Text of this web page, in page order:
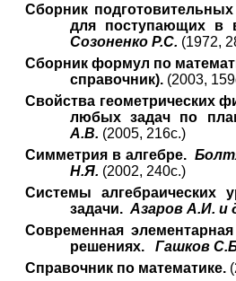
Сборник
для поступающих в
Созоненко Р.С. (1972,
Сборник формул по
справочник). (2003,
Свойства геометрических
любых задач по
А.В. (2005, 216с.)
Симметрия в алгебре.
Н.Я. (2002, 240с.)
Системы алгебраических
задачи. Азаров А.И. и
Современная
решениях. Гашков
Справочник по математике.